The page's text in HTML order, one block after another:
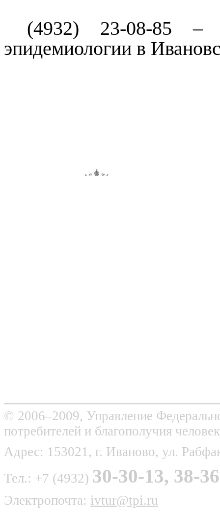
(4932) 23-08-85
эпидемиологии в
© 2006–2009, Управление
потребителей и благополучия
Адрес: 153021, г. Иваново, ул.
Тел.: +7 (4932) 30-30-13, 38-
Электропочта: ivtur@tpi.ru